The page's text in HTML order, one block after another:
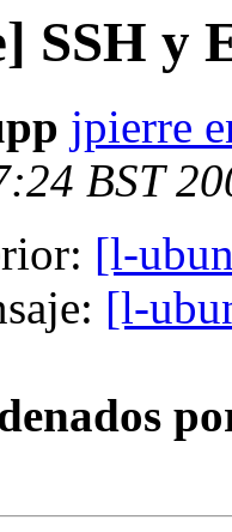
SSH y
jpierre
BST
[l-
[l-